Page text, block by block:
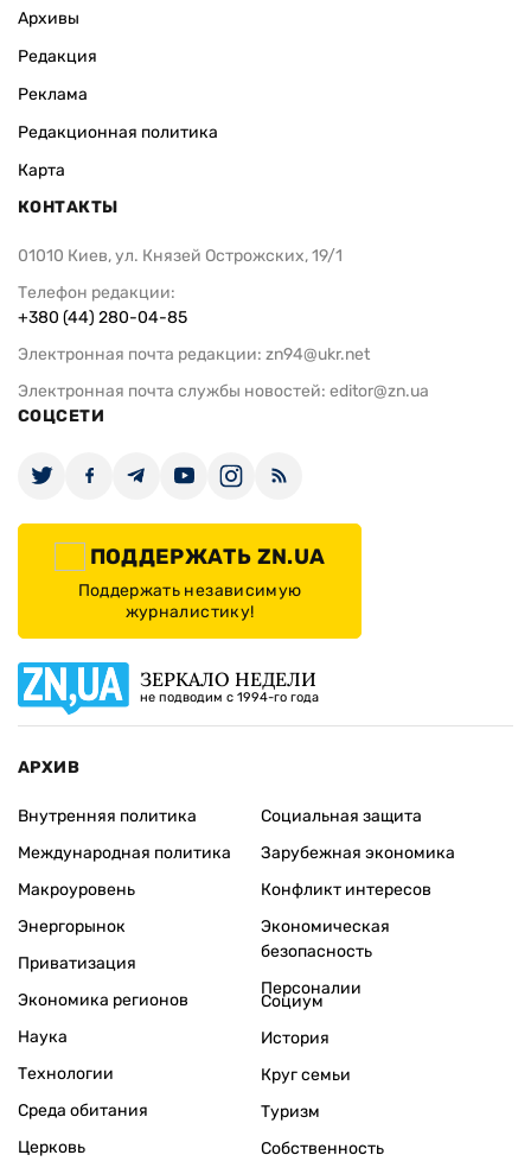
Архивы
Редакция
Реклама
Редакционная политика
Карта
КОНТАКТЫ
01010 Киев, ул. Князей Острожских, 19/1
Телефон редакции:
+380 (44) 280-04-85
Электронная почта редакции: zn94@ukr.net
Электронная почта службы новостей: editor@zn.ua
СОЦСЕТИ
ПОДДЕРЖАТЬ ZN.UA
Поддержать независимую
журналистику!
ЗЕРКАЛО НЕДЕЛИ
не подводим с 1994-го года
АРХИВ
Внутренняя политика
Международная политика
Макроуровень
Энергорынок
Приватизация
Экономика регионов
Социальная защита
Зарубежная экономика
Конфликт интересов
Экономическая
безопасность
Персоналии
Наука
Технологии
Среда обитания
Церковь
Социум
История
Круг семьи
Туризм
Собственность